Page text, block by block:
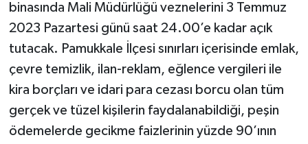
binasında Mali Müdürlüğü veznelerini 3 Temmuz
2023 Pazartesi günü saat 24.00’e kadar açık
tutacak. Pamukkale İlçesi sınırları içerisinde emlak,
çevre temizlik, ilan-reklam, eğlence vergileri ile
kira borçları ve idari para cezası borcu olan tüm
gerçek ve tüzel kişilerin faydalanabildiği, peşin
ödemelerde gecikme faizlerinin yüzde 90’ının